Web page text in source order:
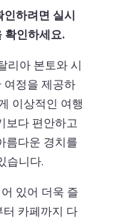
인하려면 실시
확인하세요.
리아 본토와 시
여정을 제공하
이상적인 여행
보다 편안하고
름다운 경치를
습니다.
있어 더욱 즐
카페까지 다